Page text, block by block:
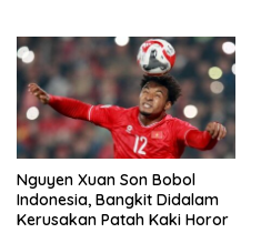
Nguyen Xuan Son Bobol
Indonesia, Bangkit Didalam
Kerusakan Patah Kaki Horor